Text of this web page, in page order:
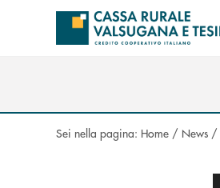
Salta al contenuto principale
Sei nella pagina: Home / News /